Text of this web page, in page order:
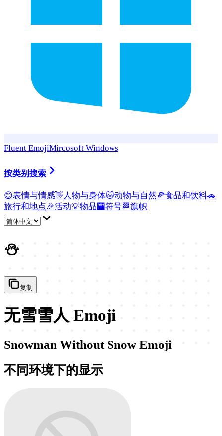
Fluent EmojiMircosoft Windows
按类别搜索
😊表情与情感👋 人物与身体🐱动物与自然🍕食品和饮料🚗
旅行和地点🎉活动💡物品🏧符号🏁旗帜
⛄
复制
无雪雪人 Emoji
Snowman Without Snow Emoji
不同环境下的显示